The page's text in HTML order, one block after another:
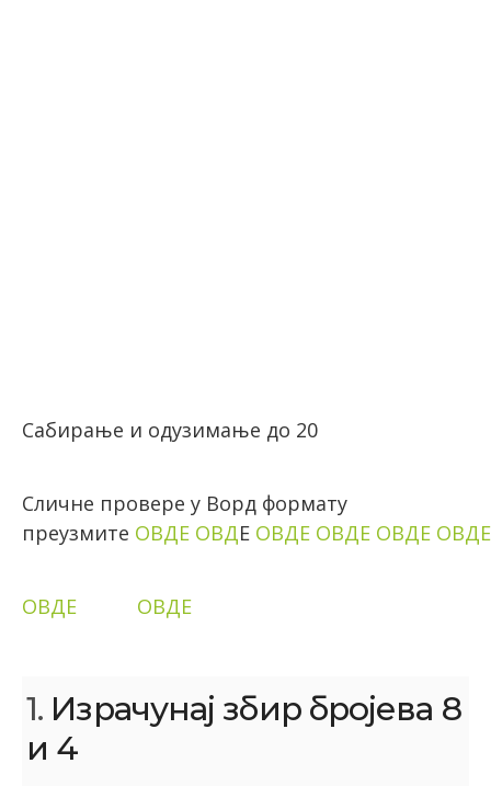
Сабирање и одузимање до 20
Сличне провере у Ворд формату
преузмите ОВДЕ ОВДЕ ОВДЕ ОВДЕ ОВДЕ ОВДЕ
ОВДЕ ОВДЕ
1. Израчунај збир бројева 8
и 4